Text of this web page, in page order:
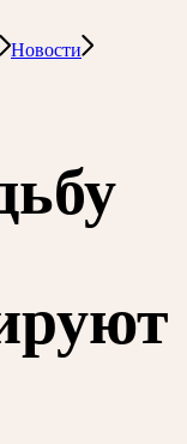
Новости